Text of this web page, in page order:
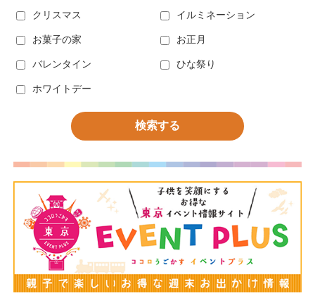
クリスマス イルミネーション
お菓子の家 お正月
バレンタイン ひな祭り
ホワイトデー